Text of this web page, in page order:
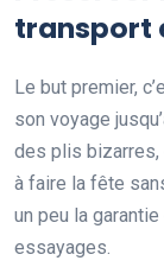
transport
Le but premier,
son voyage
des plis bizarres,
à faire la fête
un peu la
essayages.